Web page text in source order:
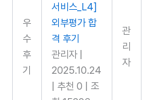
우
수
후
기
서비스_L4]
외부평가 합
격 후기
관리자
2025.10.24
추천 0
조
관
리
자